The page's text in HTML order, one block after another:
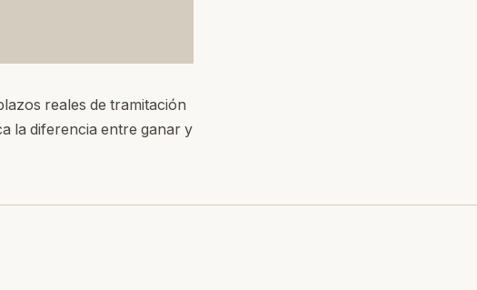
reales de tramitación
la diferencia entre ganar y